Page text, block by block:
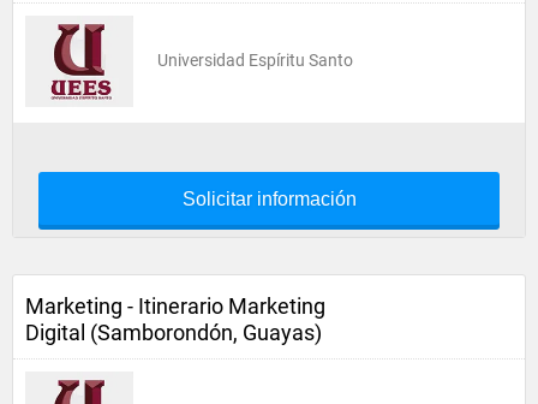
Universidad Espíritu Santo
Solicitar información
Marketing - Itinerario Marketing
Digital (Samborondón, Guayas)